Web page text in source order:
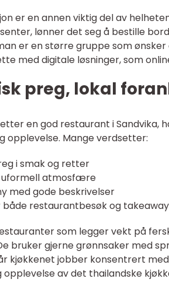
er en annen viktig del av
lønner det seg å bestille
er en større gruppe som
med digitale løsninger, som
preg, lokal
en god restaurant i Sandvika,
opplevelse. Mange verdsetter:
i smak og retter
uformell atmosfære
med gode beskrivelser
både restaurantbesøk og takeaway
som legger vekt på
bruker gjerne grønnsaker med
kjøkkenet jobber konsentrert
av det thailandske